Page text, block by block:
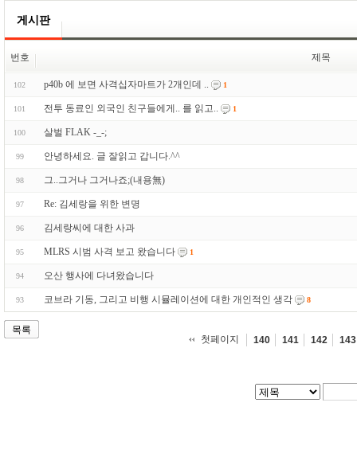
게시판
번호 제목
102 p40b 에 보면 사격십자마트가 2개인데 .. 1
101 전투 동료인 외국인 친구들에게.. 를 읽고.. 1
100 살벌 FLAK -_-;
99 안녕하세요. 글 잘읽고 갑니다.^^
98 그..그거나 그거나죠;(내용無)
97 Re: 김세랑을 위한 변명
96 김세랑씨에 대한 사과
95 MLRS 시범 사격 보고 왔습니다 1
94 오산 행사에 다녀왔습니다
93 코브라 기동, 그리고 비행 시뮬레이션에 대한 개인적인 생각 8
목록
첫페이지
140 141 142 143